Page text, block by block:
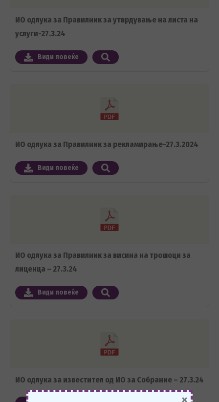
ИО одлука за Правилник за утврдување на листа на
услуги-27.3.24
Види повеќе
ИО одлука за Правилник за рекламирање-27.3.2024
Види повеќе
ИО одлука за Правилник за висина на трошоци за
лиценца – 27.3.24
Види повеќе
ИО одлука за известител од ИО за Собрание – 27.3.24